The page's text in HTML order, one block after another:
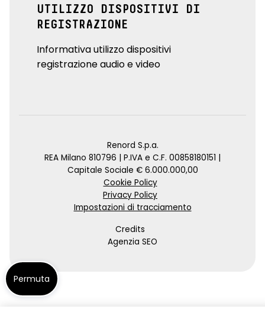
UTILIZZO DISPOSITIVI DI
REGISTRAZIONE
Informativa utilizzo dispositivi
registrazione audio e video
Renord S.p.a.
REA Milano 810796 | P.IVA e C.F. 00858180151 |
Capitale Sociale € 6.000.000,00
Cookie Policy
Privacy Policy
Impostazioni di tracciamento
Credits
Agenzia SEO
Permuta